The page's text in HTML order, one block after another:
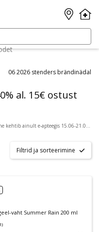
06 2026 stenders brändinädal
al. 15€ ostust
Tasuta tarne DPD pakiautomaatidesse! Pakkumine kehtib ainult e-apteegis 15.06-21.06.2026.
Filtrid ja sorteerimine
vaht Summer Rain 200 ml
1)5.00